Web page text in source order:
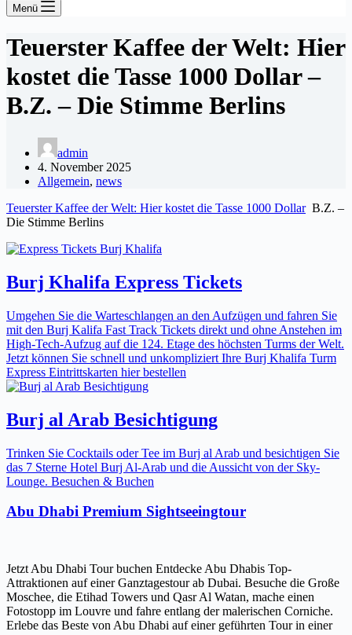
Menü
Teuerster Kaffee der Welt: Hier
kostet die Tasse 1000 Dollar –
B.Z. – Die Stimme Berlins
admin
4. November 2025
Allgemein, news
Teuerster Kaffee der Welt: Hier kostet die Tasse 1000 DollarB.Z. –
Die Stimme Berlins
Burj Khalifa Express Tickets
Umgehen Sie die Warteschlangen an den Aufzügen und fahren Sie
mit den Burj Kalifa Fast Track Tickets direkt und ohne Anstehen im
High-Tech-Aufzug auf die 124. Etage des höchsten Turms der Welt.
Jetzt können Sie schnell und unkompliziert Ihre Burj Khalifa Turm
Express Eintrittskarten hier bestellen
Burj al Arab Besichtigung
Trinken Sie Cocktails oder Tee im Burj al Arab und besichtigen Sie
das 7 Sterne Hotel Burj Al-Arab und die Aussicht von der Sky-
Lounge. Besuchen & Buchen
Abu Dhabi Premium Sightseeingtour
Jetzt Abu Dhabi Tour buchen Entdecke Abu Dhabis Top-
Attraktionen auf einer Ganztagestour ab Dubai. Besuche die Große
Moschee, die Etihad Towers und Qasr Al Watan, mache einen
Fotostopp im Louvre und fahre entlang der malerischen Corniche.
Erlebe das Beste von Abu Dhabi auf einer geführten Tour in einer